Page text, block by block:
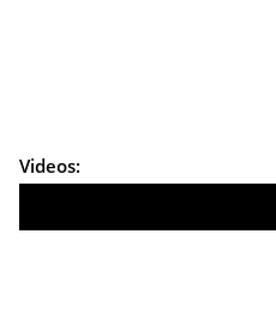
Videos: